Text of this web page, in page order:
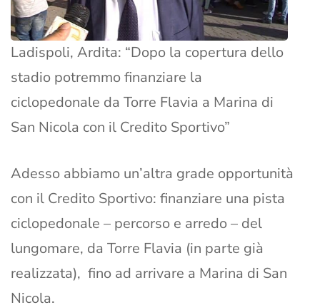
Ladispoli, Ardita: “Dopo la copertura dello
stadio potremmo finanziare la
ciclopedonale da Torre Flavia a Marina di
San Nicola con il Credito Sportivo”
Adesso abbiamo un’altra grade opportunità
con il Credito Sportivo: finanziare una pista
ciclopedonale – percorso e arredo – del
lungomare, da Torre Flavia (in parte già
realizzata), fino ad arrivare a Marina di San
Nicola.